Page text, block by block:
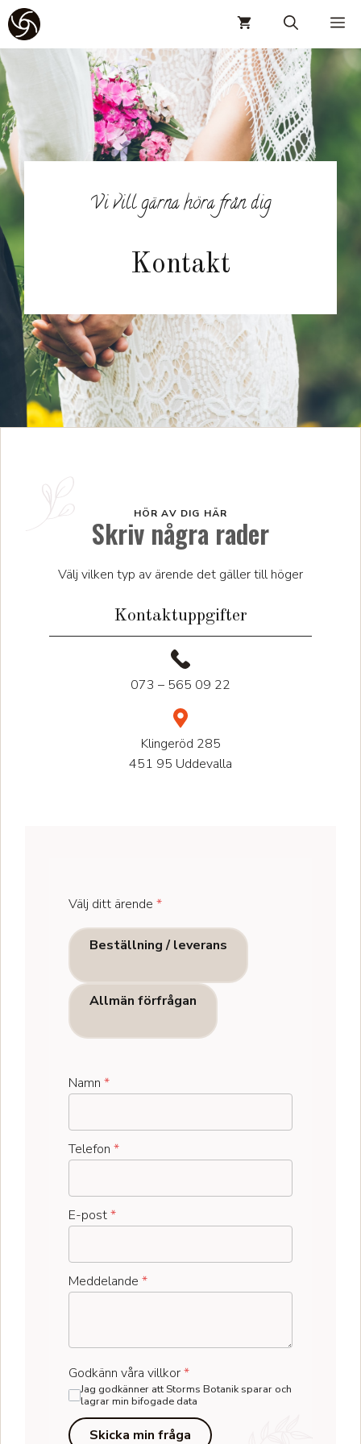
Hoppa
till
innehåll
Vi vill gärna höra från dig
Kontakt
HÖR AV DIG HÄR
Skriv några rader
Välj vilken typ av ärende det gäller till höger
Kontaktuppgifter
073 – 565 09 22
Klingeröd 285
451 95 Uddevalla
Välj ditt ärende *
Beställning / leverans
Allmän förfrågan
Namn *
Telefon *
E-post*
Meddelande *
Godkänn våra villkor*
Jag godkänner att Storms Botanik sparar och
lagrar min bifogade data
Skicka min fråga